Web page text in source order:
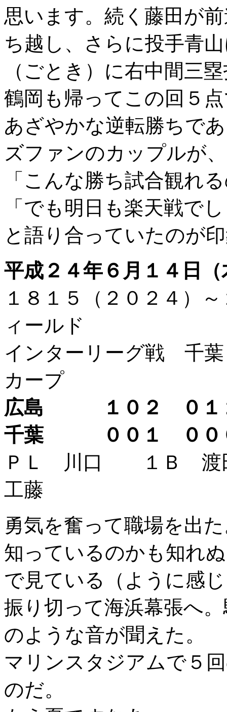
思います。続く藤田が
ち越し、さらに投手青
（ごとき）に右中間三
鶴岡も帰ってこの回５
あざやかな逆転勝ちで
ズファンのカップルが、
「こんな勝ち試合観れ
「でも明日も楽天戦で
と語り合っていたのが
平成２４年６月１４日（
１８１５（２０２４
ィールド
インターリーグ戦 千葉
カープ
広島 １０２ ０
千葉 ００１ ０
ＰＬ 川口 １Ｂ
工藤
勇気を奮って職場を出
知っているのかも知れ
で見ている（ように感
振り切って海浜幕張へ
のような音が聞えた。
マリンスタジアムで５
のだ。